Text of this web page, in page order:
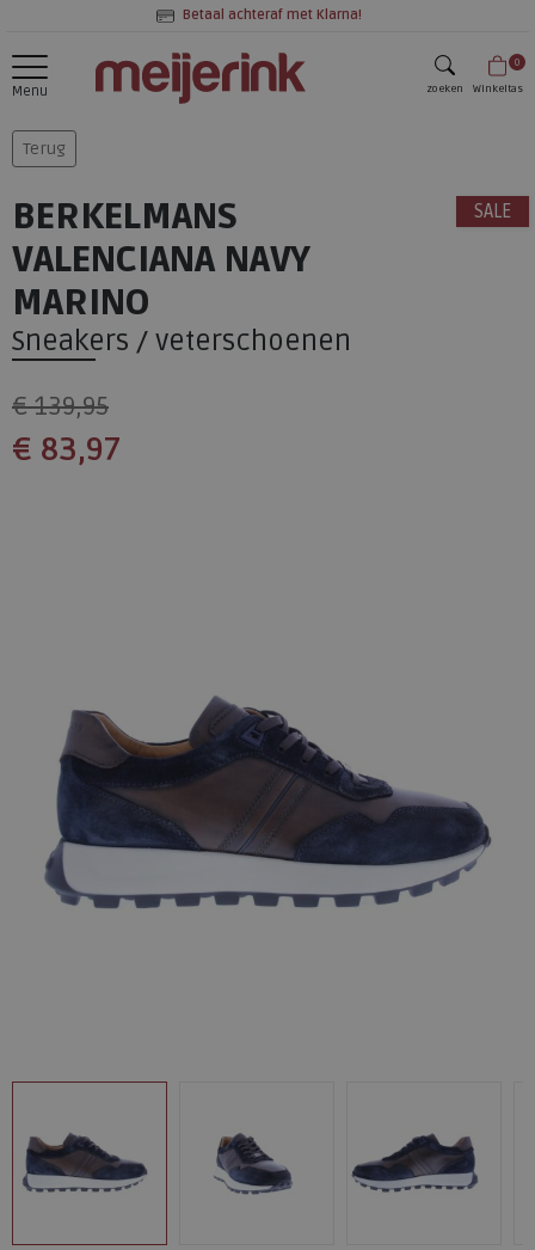
Betaal achteraf met Klarna!
Menu zoeken
0
Winkeltas
Terug
SALE
BERKELMANS
VALENCIANA NAVY
MARINO
Sneakers / veterschoenen
€ 139,95
€ 83,97